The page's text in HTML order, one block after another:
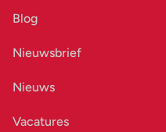
Blog
Nieuwsbrief
Nieuws
Vacatures